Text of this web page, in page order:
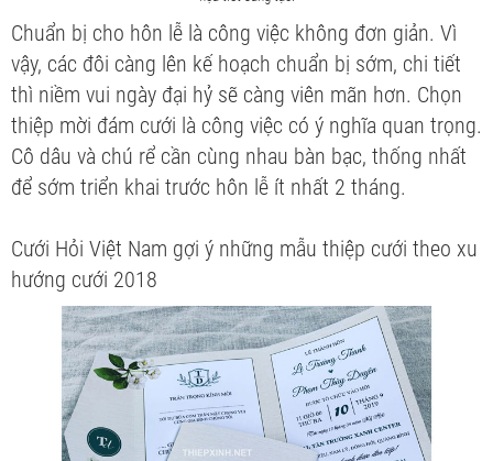
Chuẩn bị cho hôn lễ là công việc không đơn giản. Vì
vậy, các đôi càng lên kế hoạch chuẩn bị sớm, chi tiết
thì niềm vui ngày đại hỷ sẽ càng viên mãn hơn. Chọn
thiệp mời đám cưới là công việc có ý nghĩa quan trọng.
Cô dâu và chú rể cần cùng nhau bàn bạc, thống nhất
để sớm triển khai trước hôn lễ ít nhất 2 tháng.
Cưới Hỏi Việt Nam gợi ý những mẫu thiệp cưới theo xu
hướng cưới 2018